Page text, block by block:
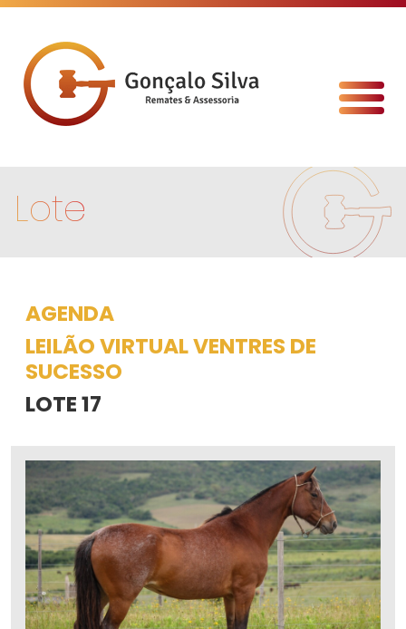
Lote
AGENDA
LEILÃO VIRTUAL VENTRES DE
SUCESSO
LOTE 17